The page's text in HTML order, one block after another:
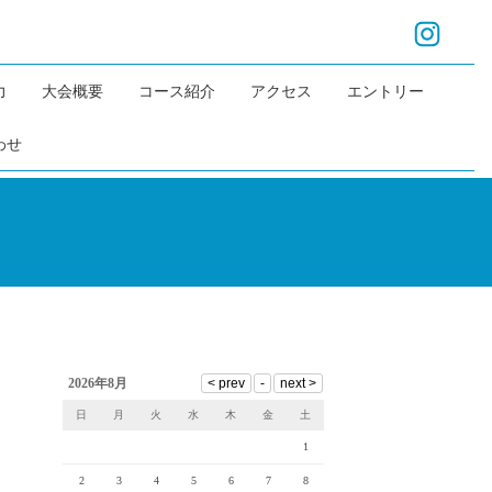
大会概要 コース紹介 アクセス エントリー
せ
2026年8月
日 月 火 水 木 金 土
1
2 3 4 5 6 7 8